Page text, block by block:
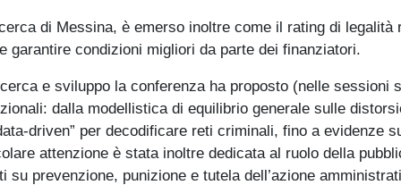
di Messina, è emerso inoltre come il rating di
garantire condizioni migliori da parte dei finanziatori.
e sviluppo la conferenza ha proposto (nelle sessioni
dalla modellistica di equilibrio generale sulle
driven” per decodificare reti criminali, fino a evidenze
attenzione è stata inoltre dedicata al ruolo della
su prevenzione, punizione e tutela dell’azione